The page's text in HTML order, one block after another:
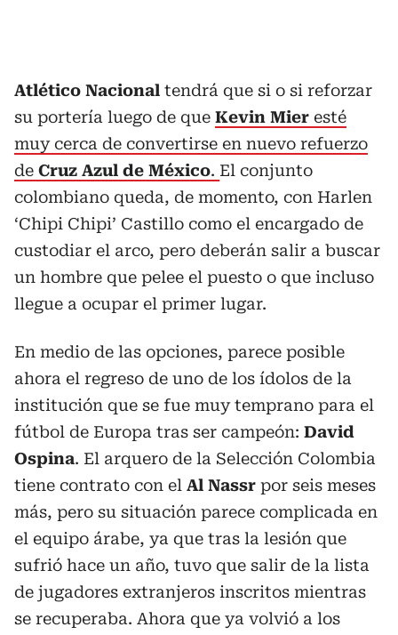
Atlético Nacional tendrá que si o si reforzar
su portería luego de que Kevin Mier esté
muy cerca de convertirse en nuevo refuerzo
de Cruz Azul de México. El conjunto
colombiano queda, de momento, con Harlen
‘Chipi Chipi’ Castillo como el encargado de
custodiar el arco, pero deberán salir a buscar
un hombre que pelee el puesto o que incluso
llegue a ocupar el primer lugar.
En medio de las opciones, parece posible
ahora el regreso de uno de los ídolos de la
institución que se fue muy temprano para el
fútbol de Europa tras ser campeón: David
Ospina. El arquero de la Selección Colombia
tiene contrato con el Al Nassr por seis meses
más, pero su situación parece complicada en
el equipo árabe, ya que tras la lesión que
sufrió hace un año, tuvo que salir de la lista
de jugadores extranjeros inscritos mientras
se recuperaba. Ahora que ya volvió a los